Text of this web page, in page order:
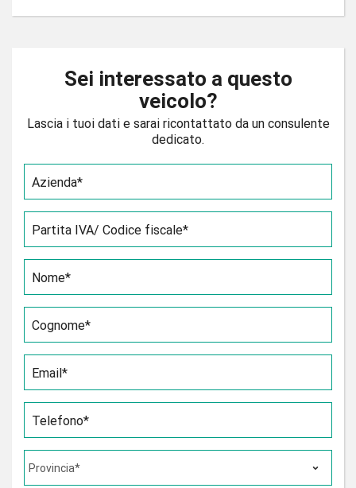
Sei interessato a questo
veicolo?
Lascia i tuoi dati e sarai ricontattato da un consulente
dedicato.
Azienda*
Partita IVA/ Codice fiscale*
Nome*
Cognome*
Email*
Telefono*